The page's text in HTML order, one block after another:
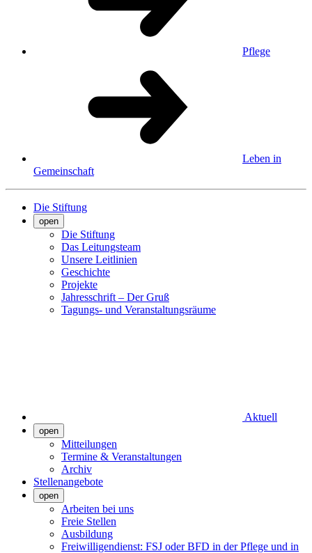
Pflege
Leben in
Gemeinschaft
Die Stiftung
open
Die Stiftung
Das Leitungsteam
Unsere Leitlinien
Geschichte
Projekte
Jahresschrift – Der Gruß
Tagungs- und Veranstaltungsräume
Aktuell
open
Mitteilungen
Termine & Veranstaltungen
Archiv
Stellenangebote
open
Arbeiten bei uns
Freie Stellen
Ausbildung
Freiwilligendienst: FSJ oder BFD in der Pflege und in